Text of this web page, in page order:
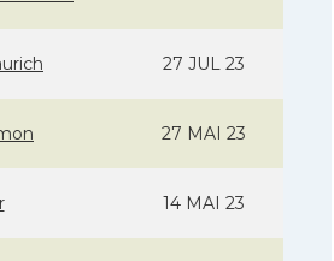
27 JUL 23
27 MAI 23
14 MAI 23